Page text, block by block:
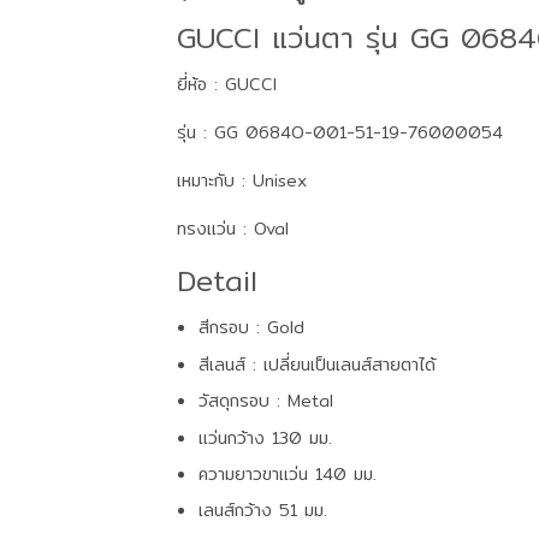
GUCCI แว่นตา รุ่น GG
ยี่ห้อ : GUCCI
รุ่น : GG 0684O-001-51-19-76000054
เหมาะกับ : Unisex
ทรงแว่น : Oval
Detail
สีกรอบ : Gold
สีเลนส์ : เปลี่ยนเป็นเลนส์สายตาได้
วัสดุกรอบ : Metal
แว่นกว้าง 130 มม.
ความยาวขาแว่น 140 มม.
เลนส์กว้าง 51 มม.